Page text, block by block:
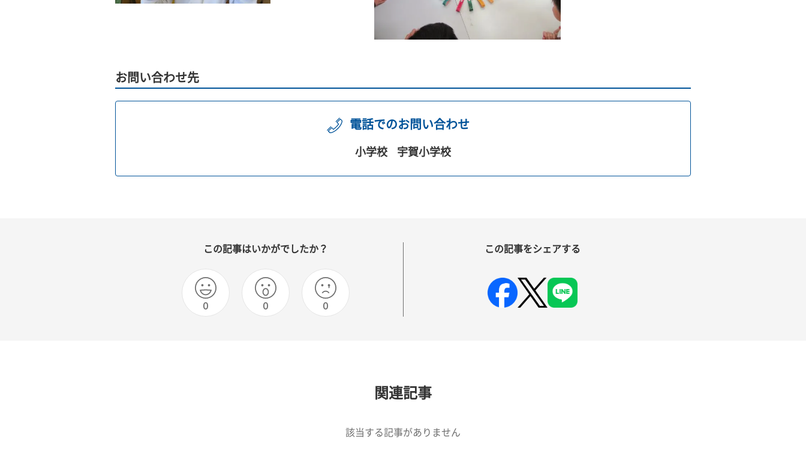
お問い合わせ先
電話でのお問い合わせ
小学校 宇賀小学校
この記事はいかがでしたか？
0 0 0
この記事をシェアする
関連記事
該当する記事がありません